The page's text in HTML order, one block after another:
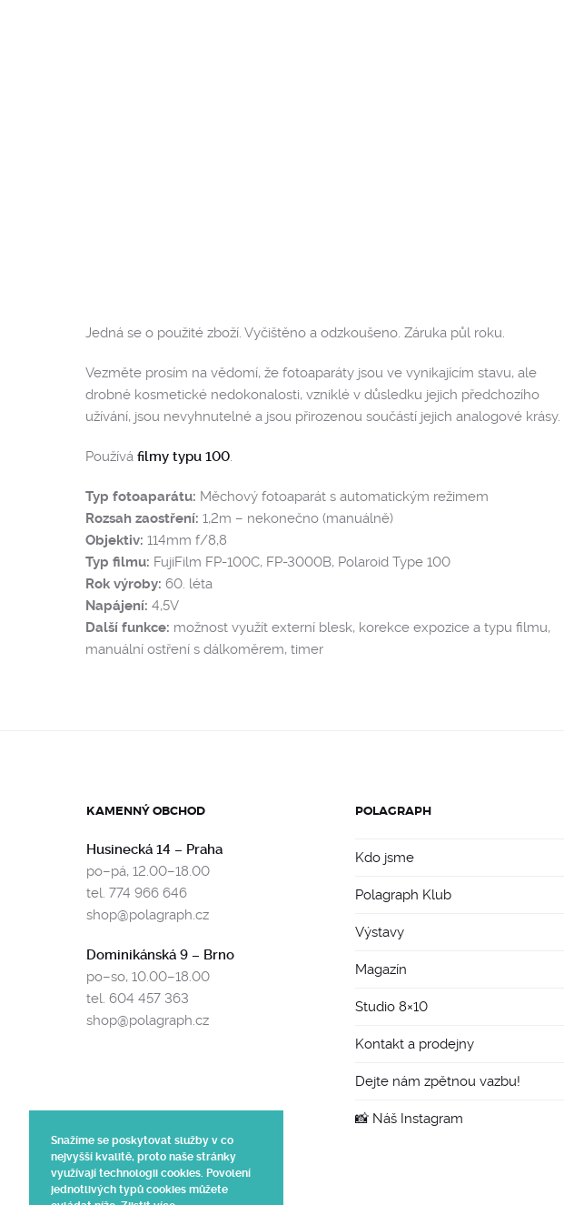
Snažíme se poskytovat služby v co
nejvyšší kvalitě, proto naše stránky
využívají technologii cookies. Povolení
jednotlivých typů cookies můžete
Jedná se o použité zboží. Vyčištěno a odzkoušeno. Záruka půl roku.
Vezměte prosím na vědomí, že fotoaparáty jsou ve vynikajícím stavu, ale
drobné kosmetické nedokonalosti, vzniklé v důsledku jejich předchozího
užívání, jsou nevyhnutelné a jsou přirozenou součástí jejich analogové krásy.
Používáfilmy typu 100.
Typ fotoaparátu: Měchový fotoaparát s automatickým režimem
Rozsah zaostření: 1,2m – nekonečno (manuálně)
Objektiv: 114mm f/8,8
Typ filmu: FujiFilm FP-100C, FP-3000B, Polaroid Type 100
Rok výroby:60. léta
Napájení:4,5V
Další funkce: možnost využít externí blesk, korekce expozice a typu filmu,
manuální ostření s dálkoměrem, timer
KAMENNÝ OBCHOD
Husinecká 14 – Praha
po–pá, 12.00–18.00
tel. 774 966 646
shop@polagraph.cz
Dominikánská 9 – Brno
po–so, 10.00–18.00
tel. 604 457 363
shop@polagraph.cz
POLAGRAPH
Kdo jsme
Polagraph Klub
Výstavy
Magazín
Studio 8×10
Kontakt a prodejny
Dejte nám zpětnou vazbu!
📸 Náš Instagram